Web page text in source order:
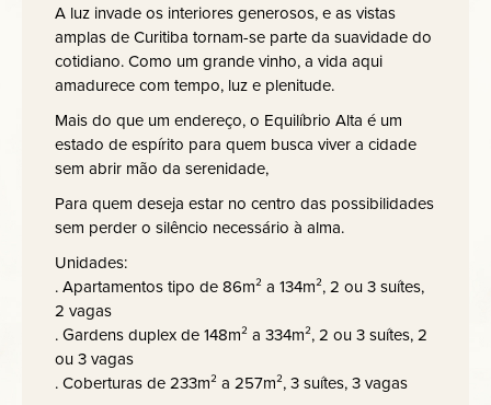
A luz invade os interiores generosos, e as vistas
amplas de Curitiba tornam-se parte da suavidade do
cotidiano. Como um grande vinho, a vida aqui
amadurece com tempo, luz e plenitude.
Mais do que um endereço, o Equilíbrio Alta é um
estado de espírito para quem busca viver a cidade
sem abrir mão da serenidade,
Para quem deseja estar no centro das possibilidades
sem perder o silêncio necessário à alma.
Unidades:
. Apartamentos tipo de 86m² a 134m², 2 ou 3 suítes,
2 vagas
. Gardens duplex de 148m² a 334m², 2 ou 3 suítes, 2
ou 3 vagas
. Coberturas de 233m² a 257m², 3 suítes, 3 vagas